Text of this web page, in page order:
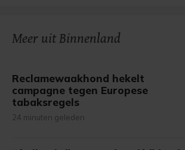
Meer uit Binnenland
Reclamewaakhond hekelt
campagne tegen Europese
tabaksregels
24 minuten geleden